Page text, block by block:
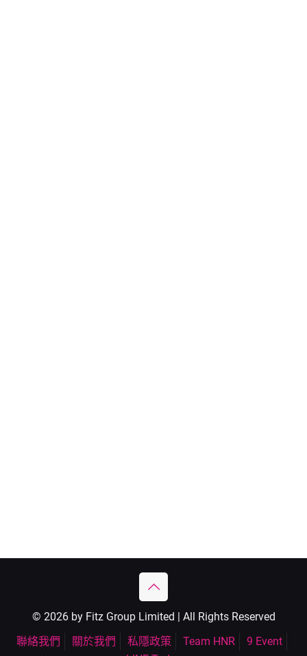
© 2026 by Fitz Group Limited | All Rights Reserved
聯絡我們
關於我們 私隱政策 Team HNR
9 Event